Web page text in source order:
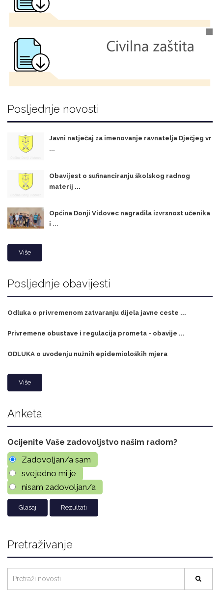
Posljednje novosti
Javni natječaj za imenovanje ravnatelja Dječjeg vr
...
Obavijest o sufinanciranju školskog radnog
materij ...
Općina Donji Vidovec nagradila izvrsnost učenika
i ...
Više
Posljednje obavijesti
Odluka o privremenom zatvaranju dijela javne ceste ...
Privremene obustave i regulacija prometa - obavije ...
ODLUKA o uvođenju nužnih epidemioloških mjera
Više
Anketa
Ocijenite Vaše zadovoljstvo našim radom?
Zadovoljan/a sam
svejedno mi je
nisam zadovoljan/a
Rezultati
Pretraživanje